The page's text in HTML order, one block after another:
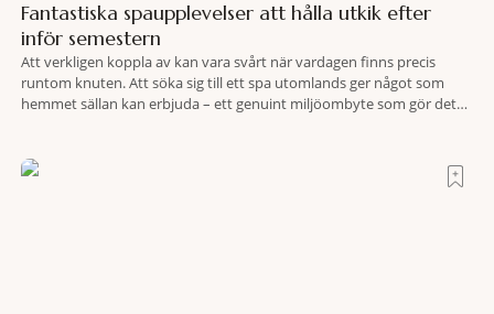
Fantastiska spaupplevelser att hålla utkik efter
inför semestern
Att verkligen koppla av kan vara svårt när vardagen finns precis
runtom knuten. Att söka sig till ett spa utomlands ger något som
hemmet sällan kan erbjuda – ett genuint miljöombyte som gör det